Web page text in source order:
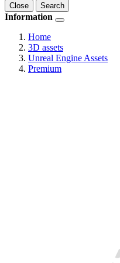
Close Search
Information
Home
3D assets
Unreal Engine Assets
Premium